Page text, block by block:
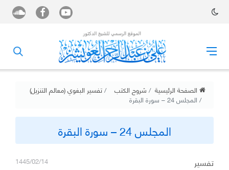
الصفحة الرئيسية شروح الكتب تفسير البغوي (معالم التنزيل)
المجلس 24 – سورة البقرة
المجلس 24 – سورة البقرة
1445/02/14 تفسير